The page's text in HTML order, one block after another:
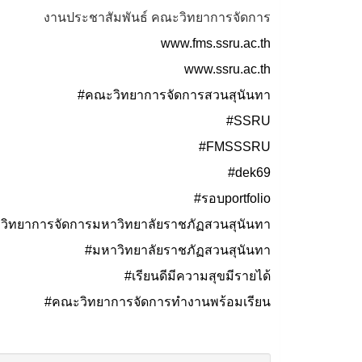
งานประชาสัมพันธ์ คณะวิทยาการจัดการ
www.fms.ssru.ac.th
www.ssru.ac.th
#คณะวิทยาการจัดการสวนสุนันทา
#SSRU
#FMSSSRU
#dek69
#รอบportfolio
ทยาการจัดการมหาวิทยาลัยราชภัฏสวนสุนันทา
#มหาวิทยาลัยราชภัฏสวนสุนันทา
#เรียนดีมีความสุขมีรายได้
#คณะวิทยาการจัดการทำงานพร้อมเรียน